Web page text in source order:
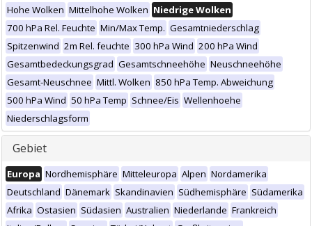
Hohe Wolken Mittelhohe Wolken Niedrige Wolken
700 hPa Rel. Feuchte Min/Max Temp. Gesamtniederschlag
Spitzenwind 2m Rel. feuchte 300 hPa Wind 200 hPa Wind
Gesamtbedeckungsgrad Gesamtschneehöhe Neuschneehöhe
Gesamt-Neuschnee Mittl. Wolken 850 hPa Temp. Abweichung
500 hPa Wind 50 hPa Temp Schnee/Eis Wellenhoehe
Niederschlagsform
Gebiet
Europa Nordhemisphäre Mitteleuropa Alpen Nordamerika
Deutschland Dänemark Skandinavien Südhemisphäre Südamerika
Afrika Ostasien Südasien Australien Niederlande Frankreich